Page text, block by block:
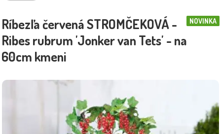
NOVINKA
Ríbezľa červená STROMČEKOVÁ -
Ribes rubrum 'Jonker van Tets' - na
60cm kmeni